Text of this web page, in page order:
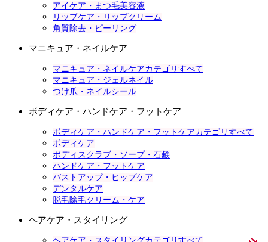
アイケア・まつ毛美容液
リップケア・リップクリーム
角質除去・ピーリング
マニキュア・ネイルケア
マニキュア・ネイルケアカテゴリすべて
マニキュア・ジェルネイル
つけ爪・ネイルシール
ボディケア・ハンドケア・フットケア
ボディケア・ハンドケア・フットケアカテゴリすべて
ボディケア
ボディスクラブ・ソープ・石鹸
ハンドケア・フットケア
バストアップ・ヒップケア
デンタルケア
脱毛除毛クリーム・ケア
ヘアケア・スタイリング